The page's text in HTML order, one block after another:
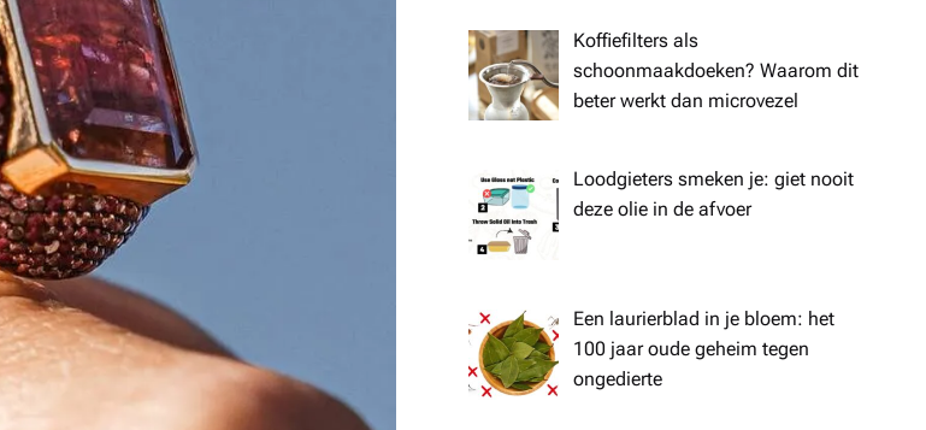
Koffiefilters als
schoonmaakdoeken? Waarom dit
beter werkt dan microvezel
Loodgieters smeken je: giet nooit
deze olie in de afvoer
Een laurierblad in je bloem: het
100 jaar oude geheim tegen
ongedierte